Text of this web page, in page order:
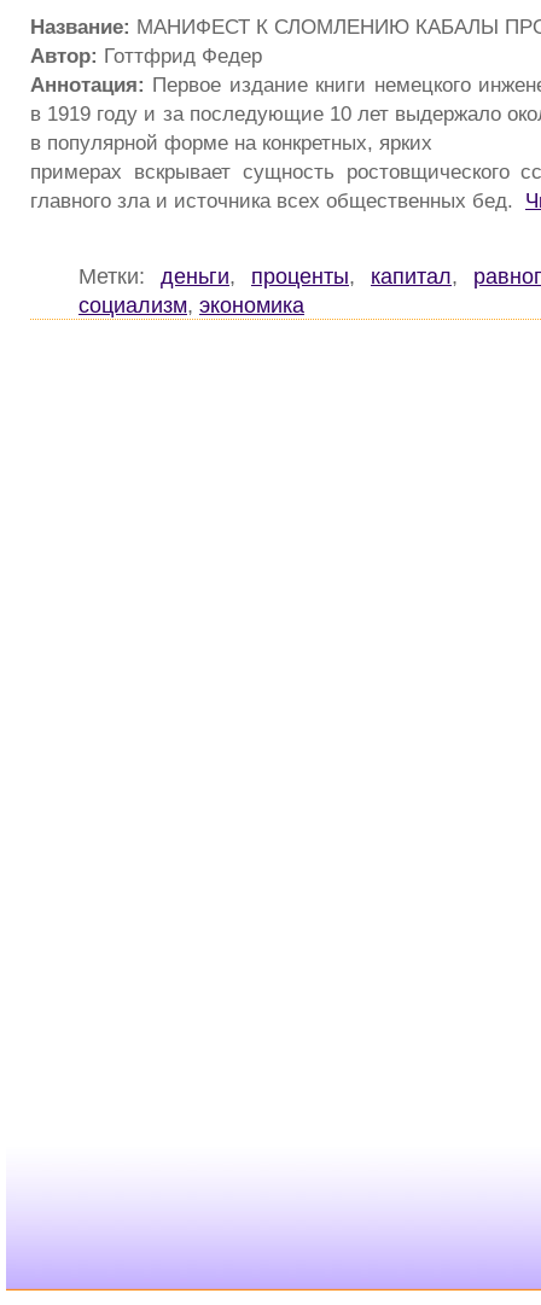
Название: МАНИФЕСТ К СЛОМЛЕНИЮ КАБАЛЫ
Автор: Готтфрид Федер
Аннотация: Первое издание книги немецкого
в 1919 году и за последующие 10 лет выдержало
в популярной форме на конкретных, ярких
примерах вскрывает сущность ростовщического
главного зла и источника всех общественных бед.
Метки: деньги, проценты, капитал,
социализм, экономика